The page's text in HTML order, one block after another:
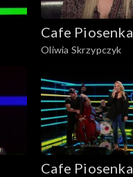
Cafe Piosenka
Oliwia Skrzypczyk
Cafe Piosenka